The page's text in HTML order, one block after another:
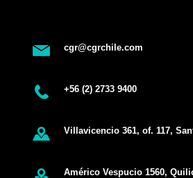
cgr@cgrchile.com
+56 (2) 2733 9400
Villavicencio 361, of. 117,
Américo Vespucio 1560,